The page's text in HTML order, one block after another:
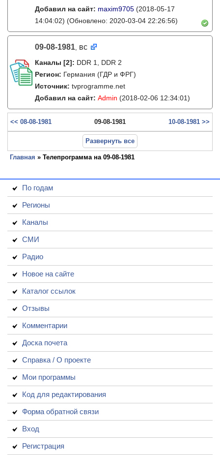
Добавил на сайт: maxim9705 (2018-05-17
14:04:02) (Обновлено: 2020-03-04 22:26:56)
09-08-1981, вс
Каналы [2]: DDR 1, DDR 2
Регион: Германия (ГДР и ФРГ)
Источник: tvprogramme.net
Добавил на сайт: Admin (2018-02-06 12:34:01)
<< 08-08-1981 09-08-1981 10-08-1981 >>
Развернуть все
Главная » Телепрограмма на 09-08-1981
По годам
Регионы
Каналы
СМИ
Радио
Новое на сайте
Каталог ссылок
Отзывы
Комментарии
Доска почета
Справка / О проекте
Мои программы
Код для редактирования
Форма обратной связи
Вход
Регистрация